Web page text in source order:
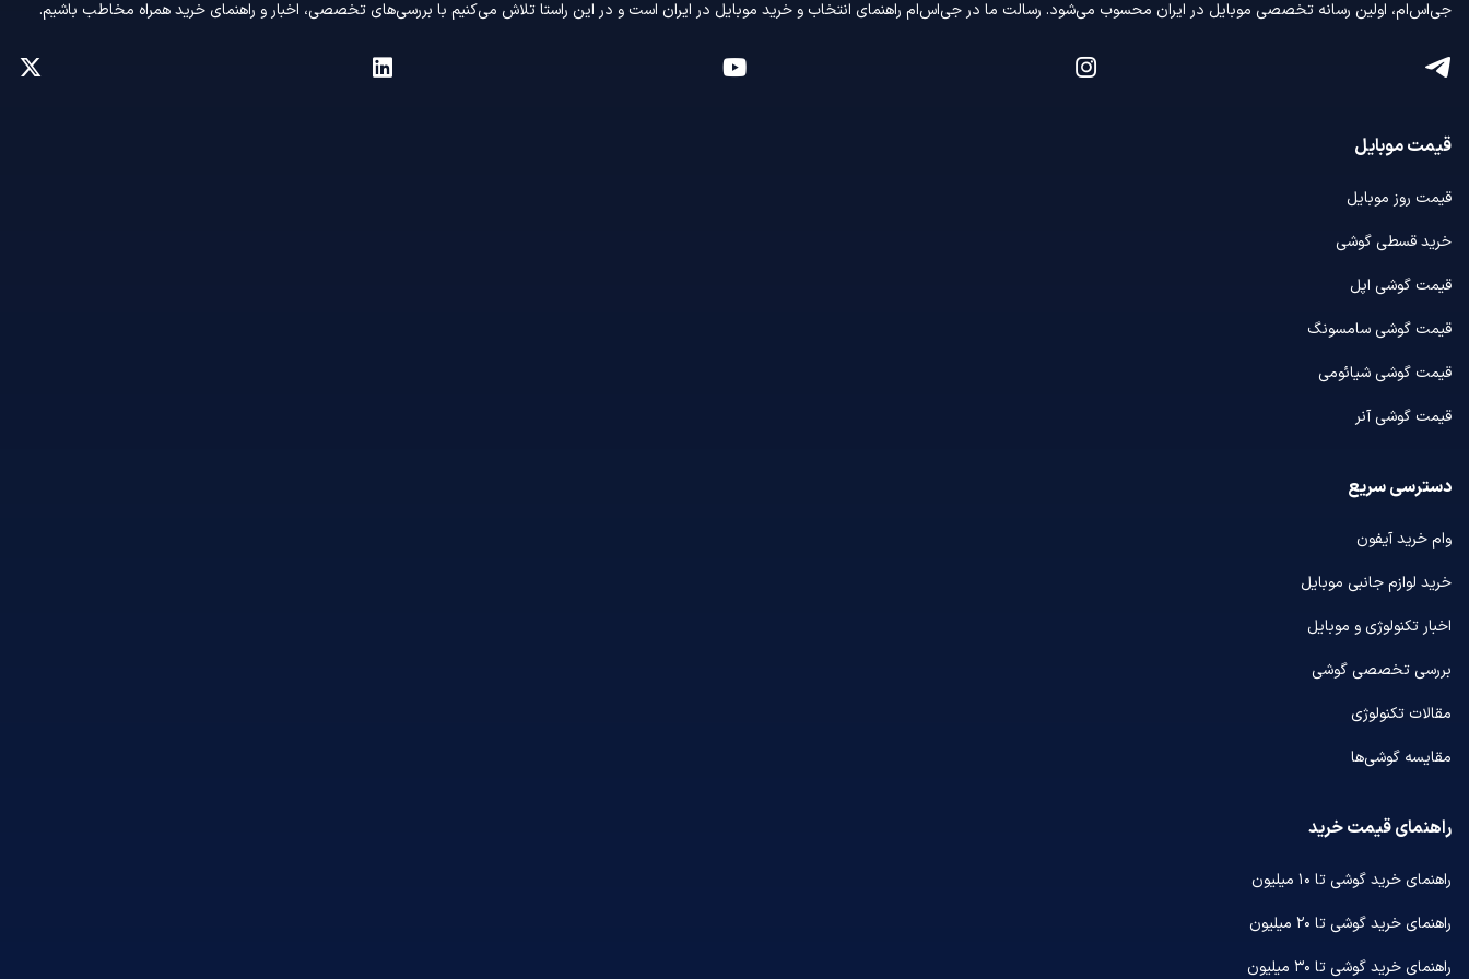
جی‌اس‌ام، اولین رسانه‌ تخصصی موبایل در ایران محسوب می‌شود. رسالت ما در جی‌اس‌ام راهنمای انتخاب و خرید موبایل در ایران است و در این راستا تلاش می‌کنیم با بررسی‌های تخصصی، اخبار و راهنمای خرید همراه مخاطب باشیم.
قیمت موبایل
قیمت روز موبایل
خرید قسطی گوشی
قیمت گوشی اپل
قیمت گوشی سامسونگ
قیمت گوشی شیائومی
قیمت گوشی آنر
دسترسی سریع
وام خرید آیفون
خرید لوازم جانبی موبایل
اخبار تکنولوژی و موبایل
بررسی تخصصی گوشی
مقالات تکنولوژی
مقایسه گوشی‌ها
راهنمای قیمت خرید
راهنمای خرید گوشی تا ۱۰ میلیون
راهنمای خرید گوشی تا ۲۰ میلیون
راهنمای خرید گوشی تا ۳۰ میلیون